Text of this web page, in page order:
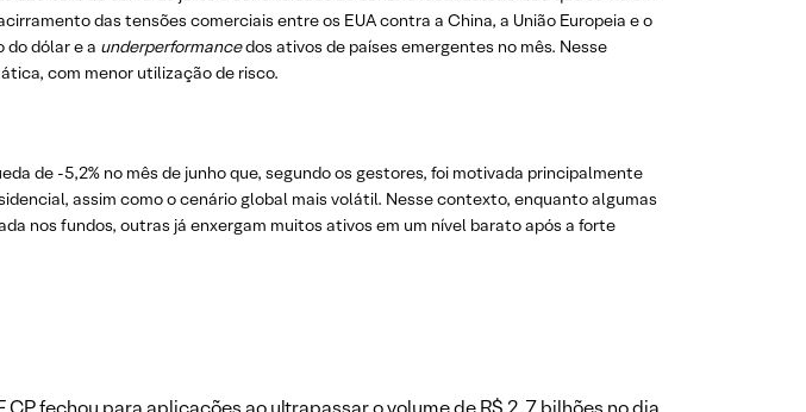
das tensões comerciais entre os EUA contra a China, a União Europeia e o
do dólar e a underperformancedos ativos de países emergentes no mês. Nesse
com menor utilização de risco.
de -5,2% no mês de junho que, segundo os gestores, foi motivada principalmente
assim como o cenário global mais volátil. Nesse contexto, enquanto algumas
nos fundos, outras já enxergam muitos ativos em um nível barato após a forte